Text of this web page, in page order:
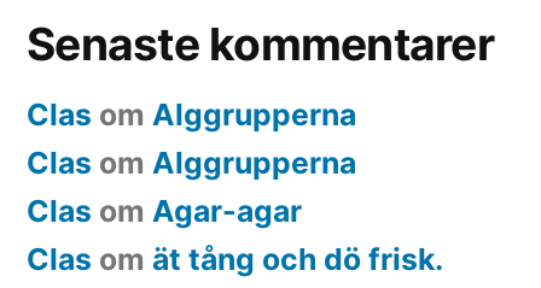
Senaste kommentarer
Clas om Alggrupperna
Clas om Alggrupperna
Clas om Agar-agar
Clas om ät tång och dö frisk.